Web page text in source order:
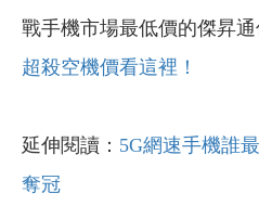
戰手機市場最低價的傑昇通
超殺空機價看這裡！
延伸閱讀： 5G網速手機誰
奪冠